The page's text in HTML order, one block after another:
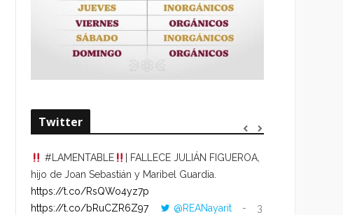
Twitter
#LAMENTABLE
| FALLECE JULIÁN FIGUEROA,
hijo de Joan Sebastián y Maribel Guardia.
https://t.co/RsQWo4yz7p
https://t.co/bRuCZR6Z97
@REANayarit
3